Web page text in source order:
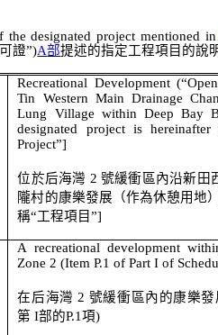
the designated project mentioned in
證”)A部提述的指定工程項目的說
Recreational Development
Tin Western Main Drainage
Lung Village within Deep Bay
designated project is
Project”]
位於后海灣 2 號緩衝區內沿新田
隴村的康樂發展（作為休憩用地）
稱“工程項目”]
A recreational development
Zone 2 (Item P.1 of Part I of
在后海灣 2 號緩衝區內的康樂發
第 I部的P.1項)